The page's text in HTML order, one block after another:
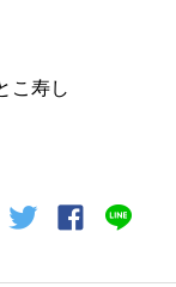
こ寿し